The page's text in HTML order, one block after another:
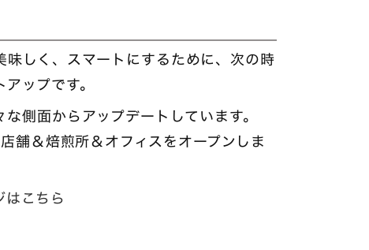
しく、スマートにするために、次の時
ップです。
側面からアップデートしています。
＆焙煎所＆オフィスをオープンしま
こちら